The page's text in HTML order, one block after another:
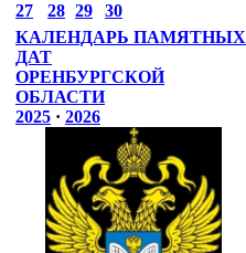
27
28 29
30
КАЛЕНДАРЬ ПАМЯТНЫХ
ДАТ
ОРЕНБУРГСКОЙ
ОБЛАСТИ
2025 · 2026